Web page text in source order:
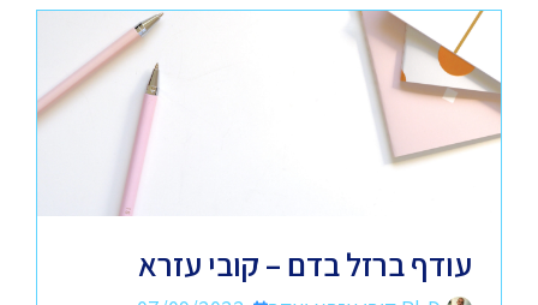
עודף ברזל בדם – קובי עזרא